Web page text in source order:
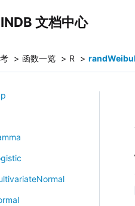
文档中心
函数一览 R